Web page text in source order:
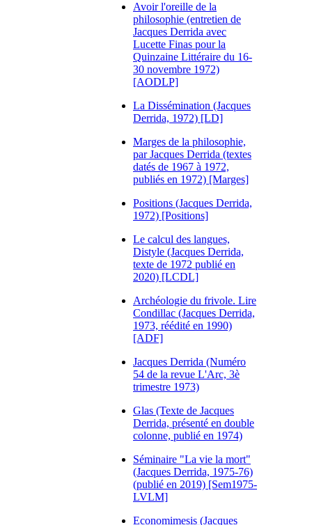
Avoir l'oreille de la
philosophie (entretien de
Jacques Derrida avec
Lucette Finas pour la
Quinzaine Littéraire du 16-
30 novembre 1972)
[AODLP]
La Dissémination (Jacques
Derrida, 1972) [LD]
Marges de la philosophie,
par Jacques Derrida (textes
datés de 1967 à 1972,
publiés en 1972) [Marges]
Positions (Jacques Derrida,
1972) [Positions]
Le calcul des langues,
Distyle (Jacques Derrida,
texte de 1972 publié en
2020) [LCDL]
Archéologie du frivole. Lire
Condillac (Jacques Derrida,
1973, réédité en 1990)
[ADF]
Jacques Derrida (Numéro
54 de la revue L'Arc, 3è
trimestre 1973)
Glas (Texte de Jacques
Derrida, présenté en double
colonne, publié en 1974)
Séminaire "La vie la mort"
(Jacques Derrida, 1975-76)
(publié en 2019) [Sem1975-
LVLM]
Economimesis (Jacques